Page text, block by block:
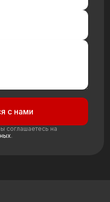
с нами
соглашаетесь на
.